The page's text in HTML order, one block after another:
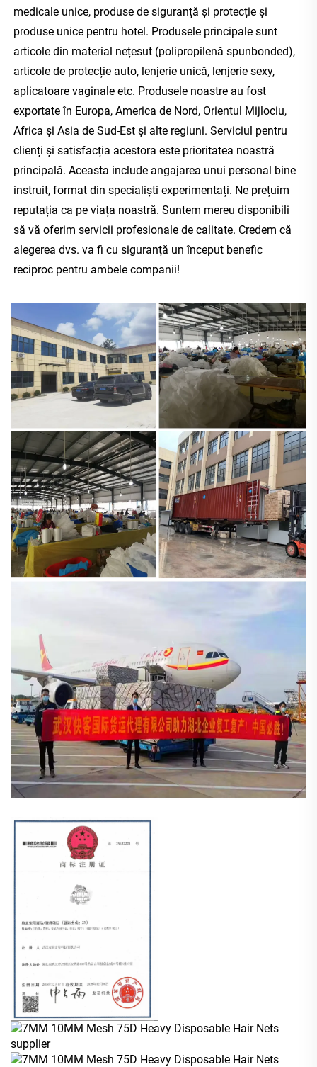
medicale unice, produse de siguranță și protecție și
produse unice pentru hotel. Produsele principale sunt
articole din material nețesut (polipropilenă spunbonded),
articole de protecție auto, lenjerie unică, lenjerie sexy,
aplicatoare vaginale etc. Produsele noastre au fost
exportate în Europa, America de Nord, Orientul Mijlociu,
Africa și Asia de Sud-Est și alte regiuni. Serviciul pentru
clienți și satisfacția acestora este prioritatea noastră
principală. Aceasta include angajarea unui personal bine
instruit, format din specialiști experimentați. Ne prețuim
reputația ca pe viața noastră. Suntem mereu disponibili
să vă oferim servicii profesionale de calitate. Credem că
alegerea dvs. va fi cu siguranță un început benefic
reciproc pentru ambele companii!